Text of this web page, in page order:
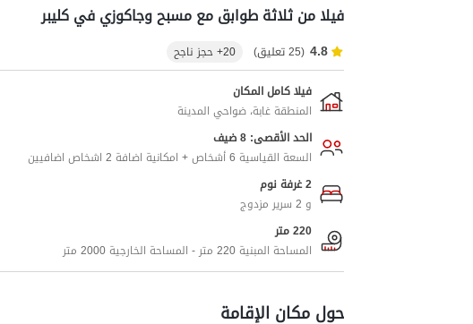
فيلا من ثلاثة طوابق مع مسبح وجاكوزي في كليبر
4.8 (25 تعليق) 20+ حجز ناجح
فيلا كامل المكان
المنطقة غابة، ضواحي المدينة
الحد الأقصى: 8 ضيف
السعة القياسية 6 أشخاص + امكانية اضافة 2 اشخاص اضافيين
2 غرفة نوم
و 2 سرير مزدوج
220 متر
المساحة المبنية 220 متر - المساحة الخارجية 2000 متر
حول مكان الإقامة